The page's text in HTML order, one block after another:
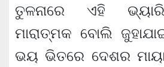
ତୁଳନାରେ ଏହି
ମାରାତ୍ମକ ବୋଲି
ଭୟ ଭିତରେ ଦେଶର